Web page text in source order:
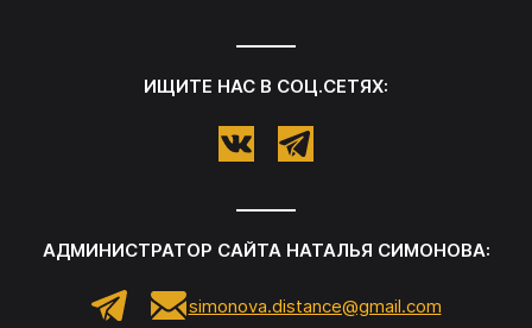
ИЩИТЕ НАС В СОЦ.СЕТЯХ:
АДМИНИСТРАТОР САЙТА НАТАЛЬЯ СИМОНОВА:
simonova.distance@gmail.com